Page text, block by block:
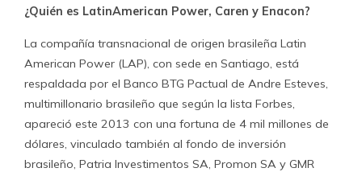
¿Quién es LatinAmerican Power, Caren y Enacon?
La compañía transnacional de origen brasileña Latin
American Power (LAP), con sede en Santiago, está
respaldada por el Banco BTG Pactual de Andre Esteves,
multimillonario brasileño que según la lista Forbes,
apareció este 2013 con una fortuna de 4 mil millones de
dólares, vinculado también al fondo de inversión
brasileño, Patria Investimentos SA, Promon SA y GMR